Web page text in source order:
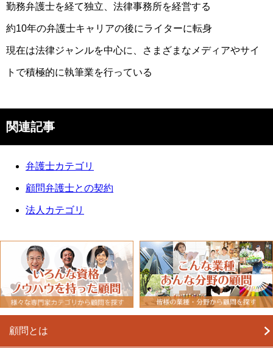
勤務弁護士を経て独立、法律事務所を経営する
約10年の弁護士キャリアの後にライターに転身
現在は法律ジャンルを中心に、さまざまなメディアやサイ
トで積極的に執筆業を行っている
関連記事
弁護士カテゴリ
顧問弁護士との契約
法人カテゴリ
顧問とは